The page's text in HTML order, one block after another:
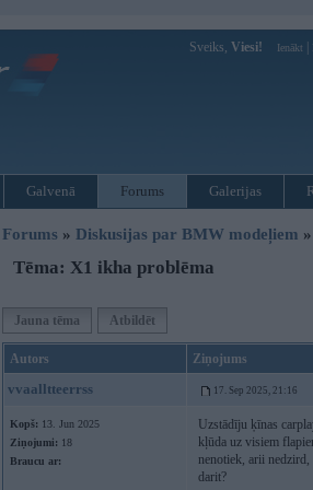
Sveiks, Viesi! Ienākt
Galvenā Forums Galerijas
Forums » Diskusijas par BMW modeļiem »
Tēma: X1 ikha problēma
Jauna tēma Atbildēt
Autors Ziņojums
vvaalltteerrss 17. Sep 2025, 21:16
Kopš: 13. Jun 2025
Ziņojumi: 18
Braucu ar:
Uzstādīju ķīnas
kļūda uz visiem
nenotiek, arii
darit?